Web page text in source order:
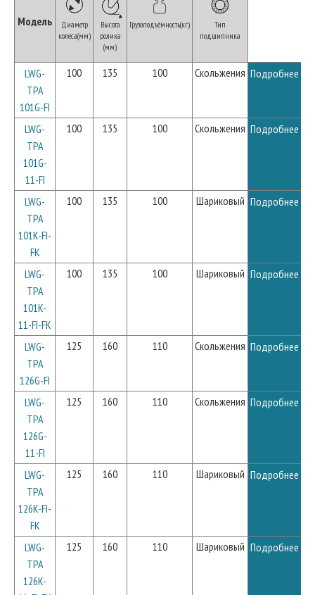
Модель
Диаметр
колеса(мм)
Высота
ролика
(мм)
Грузоподъёмность(кг)
Тип
подшипника
LWG-
TPA
101G-FI
100 135 100 Скольжения Подробнее
LWG-
TPA
101G-
11-FI
100 135 100 Скольжения Подробнее
LWG-
TPA
101K-FI-
FK
100 135 100 Шариковый Подробнее
LWG-
TPA
101K-
11-FI-FK
100 135 100 Шариковый Подробнее
LWG-
TPA
126G-FI
125 160 110 Скольжения Подробнее
LWG-
TPA
126G-
11-FI
125 160 110 Скольжения Подробнее
LWG-
TPA
126K-FI-
FK
125 160 110 Шариковый Подробнее
LWG-
TPA
126K-
125 160 110 Шариковый Подробнее